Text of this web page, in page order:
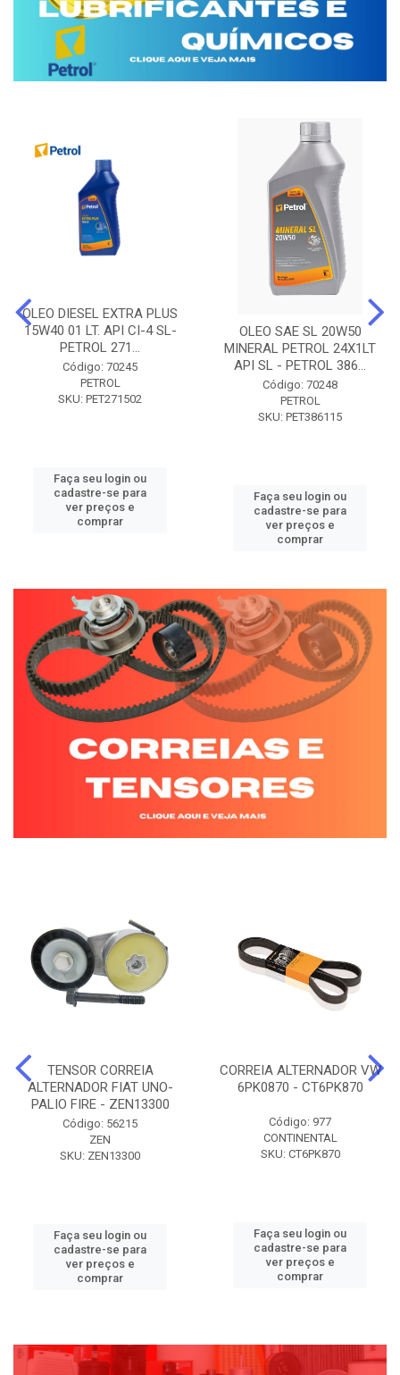
OLEO DIESEL EXTRA PLUS
15W40 01 LT. API CI-4 SL-
PETROL 271...
Código: 70245
PETROL
SKU: PET271502
Faça seu login ou
cadastre-se para
ver preços e
comprar
OLEO SAE SL 20W50
MINERAL PETROL 24X1LT
API SL - PETROL 386...
Código: 70248
PETROL
SKU: PET386115
Faça seu login ou
cadastre-se para
ver preços e
comprar
TENSOR CORREIA
ALTERNADOR FIAT UNO-
PALIO FIRE - ZEN13300
Código: 56215
ZEN
SKU: ZEN13300
Faça seu login ou
cadastre-se para
ver preços e
comprar
CORREIA ALTERNADOR VW
6PK0870 - CT6PK870
Código: 977
CONTINENTAL
SKU: CT6PK870
Faça seu login ou
cadastre-se para
ver preços e
comprar